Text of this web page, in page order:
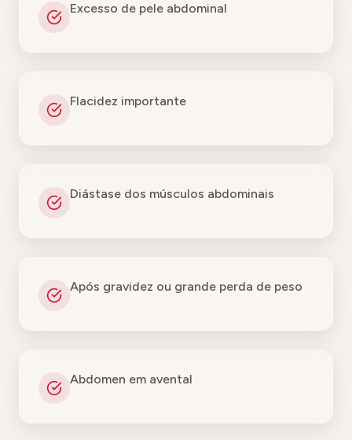
Excesso de pele abdominal
Flacidez importante
Diástase dos músculos abdominais
Após gravidez ou grande perda de peso
Abdomen em avental